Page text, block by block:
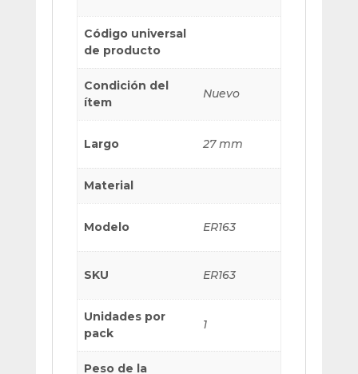
Código universal
de producto
Condición del
ítem
Nuevo
Largo 27 mm
Material
Modelo ER163
SKU ER163
Unidades por
pack
1
Peso de la